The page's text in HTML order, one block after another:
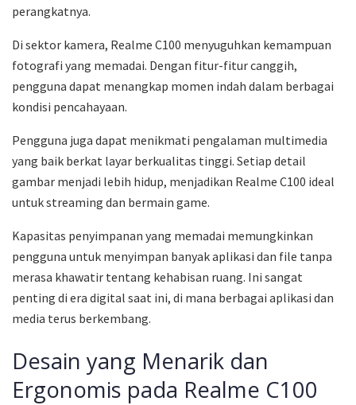
perangkatnya.
Di sektor kamera, Realme C100 menyuguhkan kemampuan
fotografi yang memadai. Dengan fitur-fitur canggih,
pengguna dapat menangkap momen indah dalam berbagai
kondisi pencahayaan.
Pengguna juga dapat menikmati pengalaman multimedia
yang baik berkat layar berkualitas tinggi. Setiap detail
gambar menjadi lebih hidup, menjadikan Realme C100 ideal
untuk streaming dan bermain game.
Kapasitas penyimpanan yang memadai memungkinkan
pengguna untuk menyimpan banyak aplikasi dan file tanpa
merasa khawatir tentang kehabisan ruang. Ini sangat
penting di era digital saat ini, di mana berbagai aplikasi dan
media terus berkembang.
Desain yang Menarik dan
Ergonomis pada Realme C100